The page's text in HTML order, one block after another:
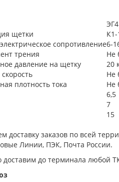
ЭГ4
щетки
К1-
сопротивление6-
трения
Не
давление на щетку
20
Не
плотность тока
Не
6,5
7
15
доставку заказов по всей
Линии, ПЭК, Почта России.
доставим до терминала любой